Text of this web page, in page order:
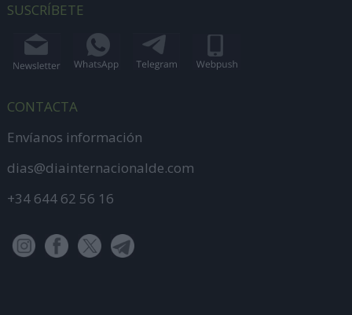
SUSCRÍBETE
CONTACTA
Envíanos información
dias@diainternacionalde.com
+34 644 62 56 16